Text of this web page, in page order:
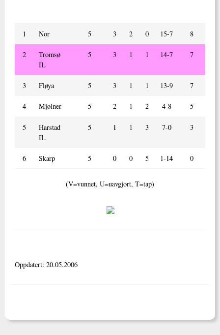
1 Nor 5 3 2 0 15-7 8
2
Tromsø
IL
5 3 1 1 14-7 7
3 Fløya 5 3 1 1 13-9 7
4 Mjølner 5 2 1 2 4-8 5
5
Harstad
IL
5 1 1 3 7-0 3
6 Skarp 5 0 0 5 1-14 0
(V=vunnet, U=uavgjort, T=tap)
Oppdatert: 20.05.2006